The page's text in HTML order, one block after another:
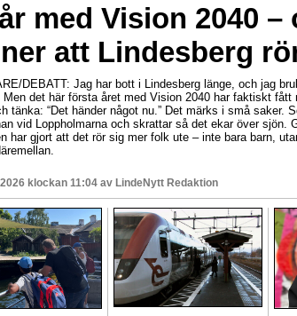
med Vision 2040 –
att Lindesberg
DEBATT: Jag har bott i Lindesberg länge, och jag
Men det här första året med Vision 2040 har faktiskt fått
tänka: “Det händer något nu.” Det märks i små saker.
vid Loppholmarna och skrattar så det ekar över sjön.
har gjort att det rör sig mer folk ute – inte bara barn,
klockan 11:04 av LindeNytt Redaktion